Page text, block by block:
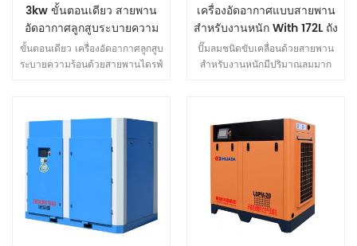
รักษา. ถึง ตรวจสอบให้แน่ใจว่า
ต้นทุนการดำเนินงานต่ำที่สุดเป็น
เวลานานไม่มีข้อผิดพลาด การ
ดำเนินการ 2. สูง มอเตอร์
มาตรฐานสากลการออกแบบโรเตอร์
ที่เป็นนวัตกรรมดังนั้นการสูญเสีย
กำลังของมอเตอร์จะลดลง 40%
และการปรับแรงดันไฟฟ้าที่หลาก
หลายทำให้คอมเพรสเซอร์ประหยัด
พลังงานมากขึ้นและความดัน
อากาศก็มากขึ้น คงที่. 3. น้ำมัน
กรองใช้ไส้กรองแบบหมุนสามารถ
3kw ขั้นตอนเดียว สายพาน
อัดอากาศลูกสูบระบายความ
ร้อนด้วยอากาศ
ขั้นตอนเดียว เครื่องอัดอากาศลูกสูบ
ระบายความร้อนด้วยสายพานไดรฟ์
วงล้อ, เครื่องเจียร, สว่าน, ตะปู,
เครื่องพ่นสี, เครื่องขัดและอื่น ๆ
เครื่องอัดอากาศแบบสายพาน
สำหรับงานหนัก With 172L ถัง
ปั๊มลมชนิดขับเคลื่อนด้วยสายพาน
สำหรับงานหนักมีปริมาณลมมาก
อุตสาหกรรม